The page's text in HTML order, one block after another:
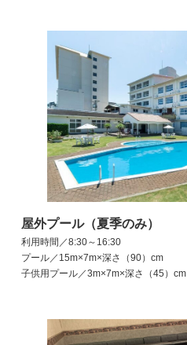
屋外プール（夏季のみ）
利用時間／8:30～16:30
プール／15m×7m×深さ（90）cm
子供用プール／3m×7m×深さ（45）cm